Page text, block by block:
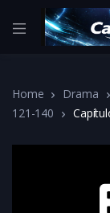
Home Drama
121-140